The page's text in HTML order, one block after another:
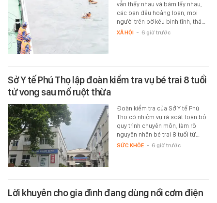
vẫn thấy nhau và bám lấy nhau,
các bạn đều hoảng loạn, mọi
người trên bờ kêu bình tĩnh, thả…
XÃ HỘI - 6 giờ trước
Sở Y tế Phú Thọ lập đoàn kiểm tra vụ bé trai 8 tuổi
tử vong sau mổ ruột thừa
Đoàn kiểm tra của Sở Y tế Phú
Thọ có nhiệm vụ rà soát toàn bộ
quy trình chuyên môn, làm rõ
nguyên nhân bé trai 8 tuổi tử…
SỨC KHỎE - 6 giờ trước
Lời khuyên cho gia đình đang dùng nồi cơm điện